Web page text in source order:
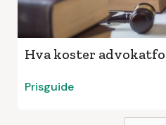
Hva koster
Prisguide